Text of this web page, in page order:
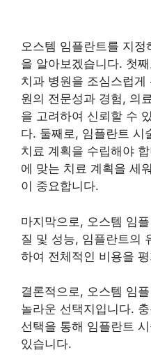
오스템 임플란트를 지
을 알아보겠습니다. 첫
치과 병원을 조심스럽
원의 전문성과 경험, 의
을 고려하여 신뢰할 수
다. 둘째로, 임플란트 시
치료 계획을 수립해야
에 맞는 치료 계획을 세
이 중요합니다.
마지막으로, 오스템 임
질 및 성능, 임플란트의
하여 전체적인 비용을
결론적으로, 오스템 임
놀라운 선택지입니다.
선택을 통해 임플란트
있습니다.